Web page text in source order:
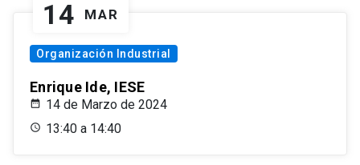
14 MAR
Organización Industrial
Enrique Ide, IESE
14 de Marzo de 2024
13:40 a 14:40